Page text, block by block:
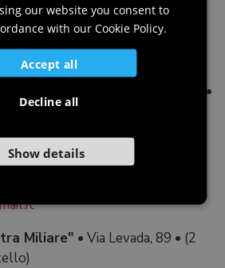
Aquileia, 15•(100 metri
•
di Pari Laura
Via Julia
dalla Piazza Castello)
Miliare" • Via Levada, 89 • (2
GERMAN
our website you consent to
with our Cookie Policy.
Accept all
Decline all
Show details